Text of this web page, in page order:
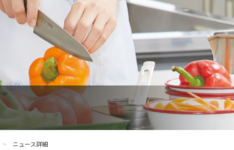
ニュース詳細